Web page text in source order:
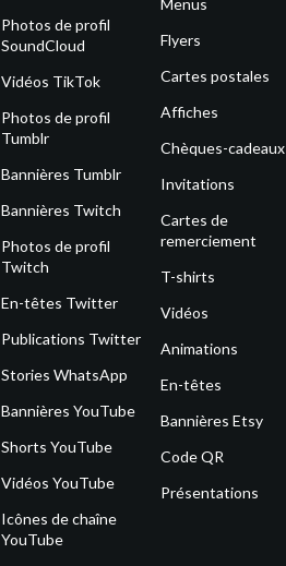
Photos de profil
SoundCloud
Vidéos TikTok
Photos de profil
Tumblr
Bannières Tumblr
Bannières Twitch
Photos de profil
Twitch
En-têtes Twitter
Publications Twitter
Stories WhatsApp
Bannières YouTube
Shorts YouTube
Vidéos YouTube
Icônes de chaîne
YouTube
Menus
Flyers
Cartes postales
Affiches
Chèques-cadeaux
Invitations
Cartes de
remerciement
T-shirts
Vidéos
Animations
En-têtes
Bannières Etsy
Code QR
Présentations